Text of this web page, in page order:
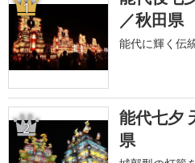
1
／秋田県
能代に輝く伝
2
能代七夕
県